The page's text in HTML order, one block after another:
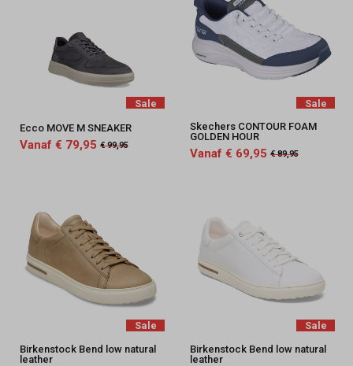
Sale
Ecco MOVE M SNEAKER
Vanaf € 79,95 € 99,95
Sale
Skechers CONTOUR FOAM
GOLDEN HOUR
Vanaf € 69,95 € 89,95
Sale
Birkenstock Bend low natural
leather
Sale
Birkenstock Bend low natural
leather